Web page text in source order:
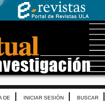
DE INICIAR SESIÓN BUSCAR